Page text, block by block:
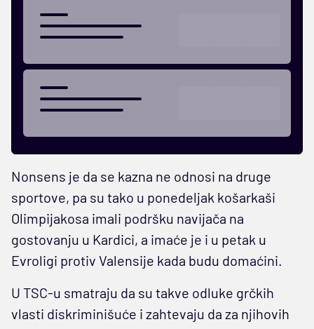
Nonsens je da se kazna ne odnosi na druge
sportove, pa su tako u ponedeljak košarkaši
Olimpijakosa imali podršku navijača na
gostovanju u Kardici, a imaće je i u petak u
Evroligi protiv Valensije kada budu domaćini.
U TSC-u smatraju da su takve odluke grčkih
vlasti diskriminišuće i zahtevaju da za njihovih